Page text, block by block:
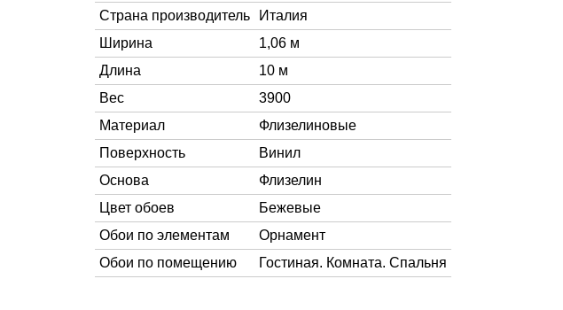
Страна производитель
Италия
Ширина
1,06 м
Длина
10 м
Вес
3900
Материал
Флизелиновые
Поверхность
Винил
Основа
Флизелин
Цвет обоев
Бежевые
Обои по элементам
Орнамент
Обои по помещению
Гостиная. Комната. Спальня